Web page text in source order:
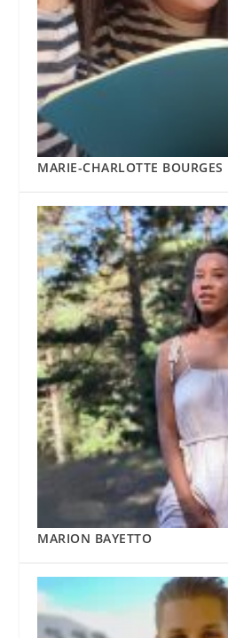
MARIE-CHARLOTTE BOURGES
MARION BAYETTO